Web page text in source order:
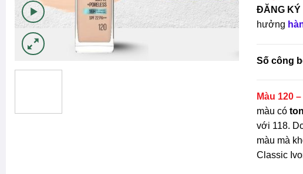
ĐĂNG KÝ
hưởng
Số công
Màu 120
màu có
với 118.
màu mà
Classic